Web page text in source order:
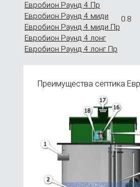
0.8
Евробион Раунд 4 Пр
Евробион Раунд 4 миди
Евробион Раунд 4 миди Пр
Евробион Раунд 4 лонг
Евробион Раунд 4 лонг Пр
Преимущества септика